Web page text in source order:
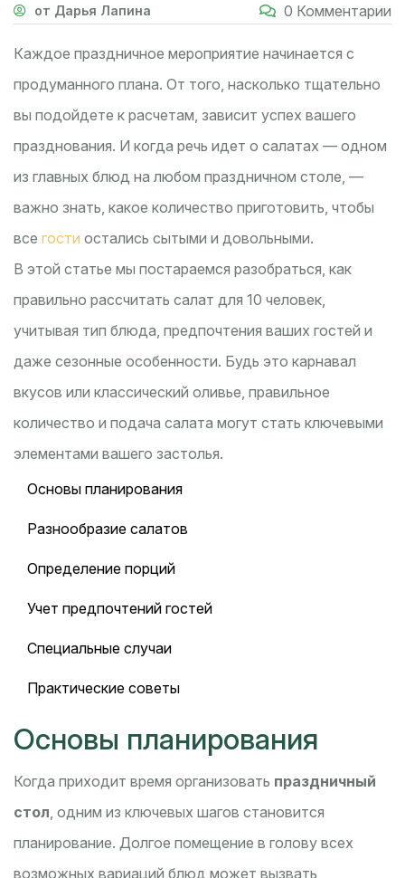
от Дарья Лапина 0 Комментарии
Каждое праздничное мероприятие начинается с
продуманного плана. От того, насколько тщательно
вы подойдете к расчетам, зависит успех вашего
празднования. И когда речь идет о салатах — одном
из главных блюд на любом праздничном столе, —
важно знать, какое количество приготовить, чтобы
все гости остались сытыми и довольными.
В этой статье мы постараемся разобраться, как
правильно рассчитать салат для 10 человек,
учитывая тип блюда, предпочтения ваших гостей и
даже сезонные особенности. Будь это карнавал
вкусов или классический оливье, правильное
количество и подача салата могут стать ключевыми
элементами вашего застолья.
Основы планирования
Разнообразие салатов
Определение порций
Учет предпочтений гостей
Специальные случаи
Практические советы
Основы планирования
Когда приходит время организовать праздничный
стол, одним из ключевых шагов становится
планирование. Долгое помещение в голову всех
возможных вариаций блюд может вызвать